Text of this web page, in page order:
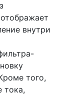
внутри
того,
тока,